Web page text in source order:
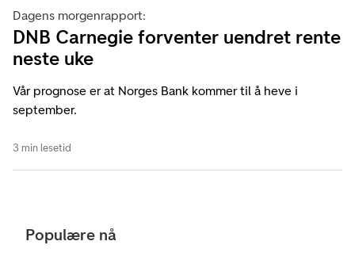
Dagens morgenrapport:
DNB Carnegie forventer uendret rente
neste uke
Vår prognose er at Norges Bank kommer til å heve i
september.
3 min lesetid
Populære nå